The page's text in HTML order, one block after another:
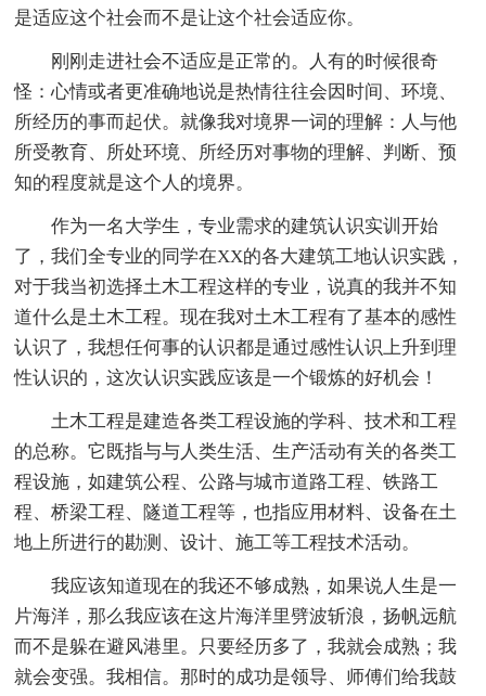
是适应这个社会而不是让这个社会适应你。
刚刚走进社会不适应是正常的。人有的时候很奇
怪：心情或者更准确地说是热情往往会因时间、环境、
所经历的事而起伏。就像我对境界一词的理解：人与他
所受教育、所处环境、所经历对事物的理解、判断、预
知的程度就是这个人的境界。
作为一名大学生，专业需求的建筑认识实训开始
了，我们全专业的同学在XX的各大建筑工地认识实践，
对于我当初选择土木工程这样的专业，说真的我并不知
道什么是土木工程。现在我对土木工程有了基本的感性
认识了，我想任何事的认识都是通过感性认识上升到理
性认识的，这次认识实践应该是一个锻炼的好机会！
土木工程是建造各类工程设施的学科、技术和工程
的总称。它既指与与人类生活、生产活动有关的各类工
程设施，如建筑公程、公路与城市道路工程、铁路工
程、桥梁工程、隧道工程等，也指应用材料、设备在土
地上所进行的勘测、设计、施工等工程技术活动。
我应该知道现在的我还不够成熟，如果说人生是一
片海洋，那么我应该在这片海洋里劈波斩浪，扬帆远航
而不是躲在避风港里。只要经历多了，我就会成熟；我
就会变强。我相信。那时的成功是领导、师傅们给我鼓